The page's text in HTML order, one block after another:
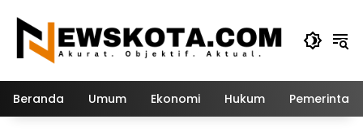
konten
Beranda Umum Ekonomi Hukum